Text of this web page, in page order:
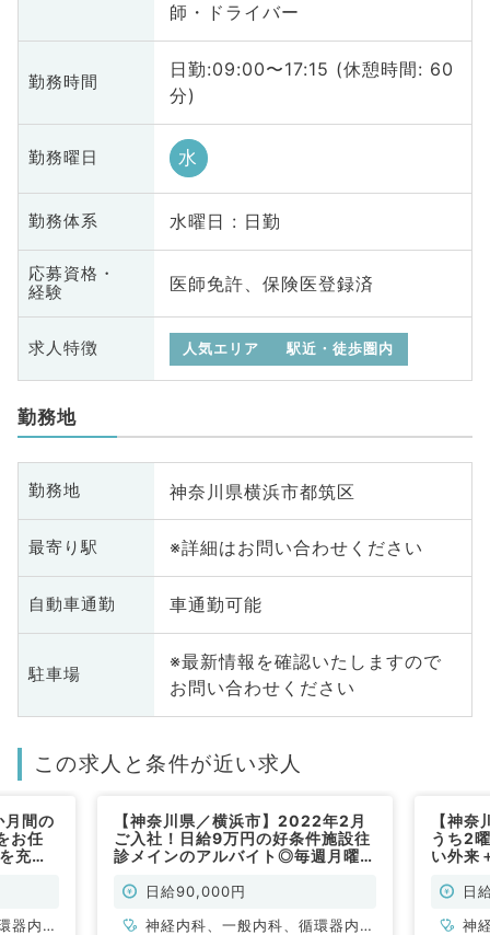
師・ドライバー
勤務時間
日勤:09:00〜17:15 (休憩時間: 60
分)
勤務曜日 水
勤務体系 水曜日 : 日勤
応募資格・
経験
医師免許、保険医登録済
求人特徴 人気エリア 駅近・徒歩圏内
勤務地
勤務地 神奈川県横浜市都筑区
最寄り駅 ※詳細はお問い合わせください
自動車通勤 車通勤可能
駐車場
※最新情報を確認いたしますので
お問い合わせください
この求人と条件が近い求人
間の
お任
充実
器内
【神奈川県／横浜市】2022年2月
ご入社！日給9万円の好条件施設往
診メインのアルバイト◎毎週月曜・
勤務可能（内科系／非常勤）
日給90,000円
神経内科、一般内科、循環器内
【神
うち2
い外来
常勤）
日
神